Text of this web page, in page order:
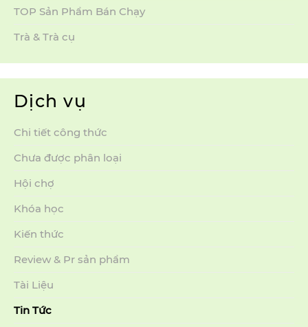
TOP Sản Phẩm Bán Chạy
Trà & Trà cụ
Dịch vụ
Chi tiết công thức
Chưa được phân loại
Hội chợ
Khóa học
Kiến thức
Review & Pr sản phẩm
Tài Liệu
Tin Tức